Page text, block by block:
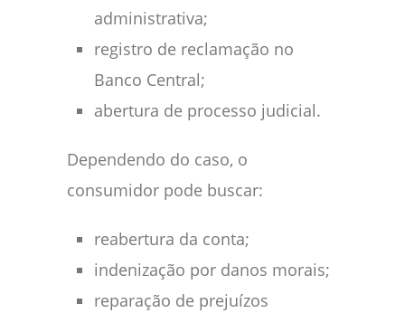
administrativa;
registro de reclamação no
Banco Central;
abertura de processo judicial.
Dependendo do caso, o
consumidor pode buscar:
reabertura da conta;
indenização por danos morais;
reparação de prejuízos